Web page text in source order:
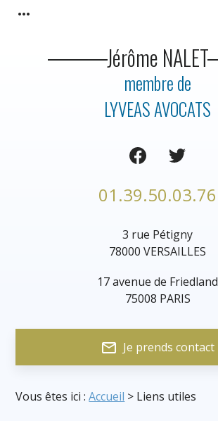
more_horiz
Jérôme NALET
membre de
LYVEAS AVOCATS
01.39.50.03.76
3 rue Pétigny
78000 VERSAILLES
17 avenue de Friedland
75008 PARIS
mail_outline Je prends contact
Vous êtes ici : Accueil > Liens utiles